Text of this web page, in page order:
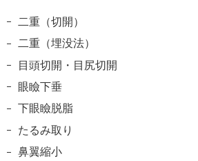
二重（切開）
二重（埋没法）
目頭切開・目尻切開
眼瞼下垂
下眼瞼脱脂
たるみ取り
鼻翼縮小